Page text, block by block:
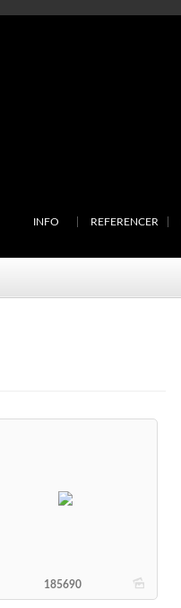
INFO REFERENCER
b
185690